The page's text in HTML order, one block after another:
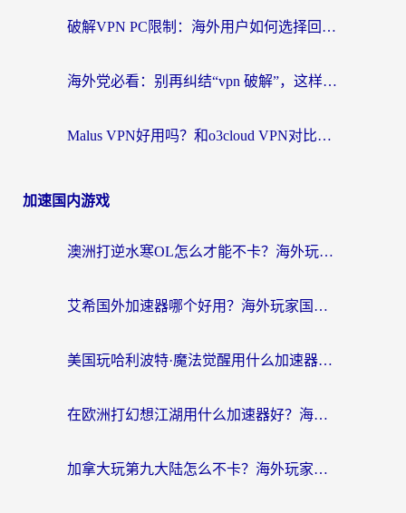
破解VPN PC限制：海外用户如何选择回国加速器实现无缝访问国内资源
海外党必看：别再纠结“vpn 破解”，这样选回国加速器才能真正无缝访问国内资源
Malus VPN好用吗？和o3cloud VPN对比哪个回国效果更好？
加速国内游戏
澳洲打逆水寒OL怎么才能不卡？海外玩家国服游戏加速终极指南（附梦幻模拟战地铁跑酷解决办法）
艾希国外加速器哪个好用？海外玩家国服游戏畅玩终极指南（附欧洲玩鸣潮街头篮球实测）
美国玩哈利波特·魔法觉醒用什么加速器？告别延迟的终极指南（含免费QQ炫舞方案+印尼妄想山海秘籍）
在欧洲打幻想江湖用什么加速器好？海外玩家国服游戏畅玩指南
加拿大玩第九大陆怎么不卡？海外玩家国服游戏加速全攻略（附足球世界萤火突击实测）